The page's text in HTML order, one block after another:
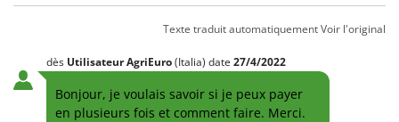
Texte traduit automatiquementVoir l'original
dès Utilisateur AgriEuro(Italia) date 27/4/2022
Bonjour, je voulais savoir si je peux payer
en plusieurs fois et comment faire. Merci.